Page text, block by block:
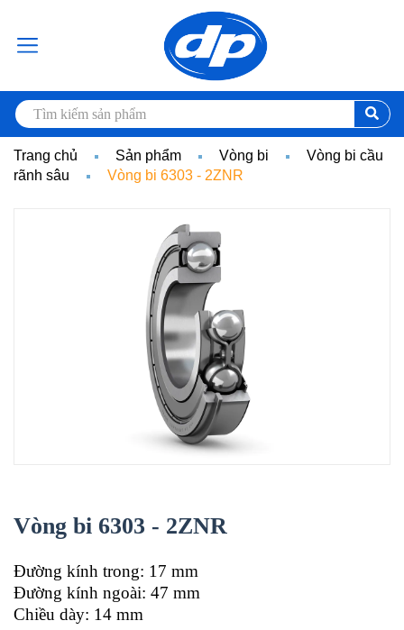
Trang chủ Sản phẩm Vòng bi
Vòng bi cầu
rãnh sâu
Vòng bi 6303 - 2ZNR
Vòng bi 6303 - 2ZNR
Đường kính trong: 17 mm
Đường kính ngoài: 47 mm
Chiều dày: 14 mm